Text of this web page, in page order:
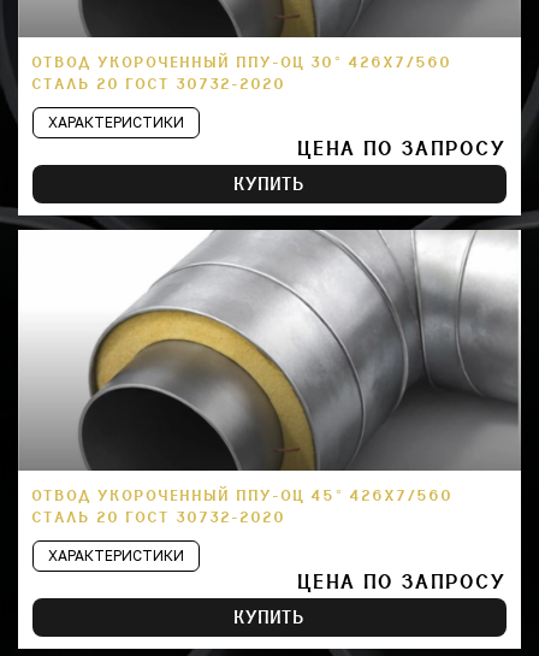
ОТВОД УКОРОЧЕННЫЙ ППУ-ОЦ 30° 426Х7/560
СТАЛЬ 20 ГОСТ 30732-2020
ХАРАКТЕРИСТИКИ
ЦЕНА ПО ЗАПРОСУ
КУПИТЬ
ОТВОД УКОРОЧЕННЫЙ ППУ-ОЦ 45° 426Х7/560
СТАЛЬ 20 ГОСТ 30732-2020
ХАРАКТЕРИСТИКИ
ЦЕНА ПО ЗАПРОСУ
КУПИТЬ